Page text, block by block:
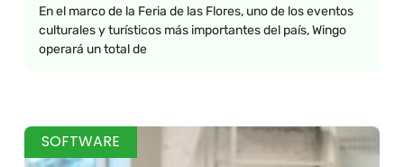
En el marco de la Feria de las Flores, uno de los eventos
culturales y turísticos más importantes del país, Wingo
operará un total de
SOFTWARE